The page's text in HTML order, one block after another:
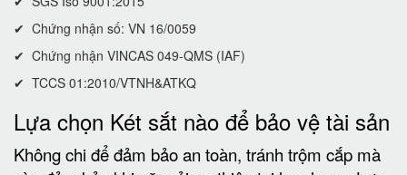
✔ Chứng nhận số: VN 16/0059
✔ Chứng nhận VINCAS 049-QMS (IAF)
✔ TCCS 01:2010/VTNH&ATKQ
Lựa chọn Két sắt nào để bảo vệ tài sản
Không chi để đảm bảo an toàn, tránh trộm cắp mà